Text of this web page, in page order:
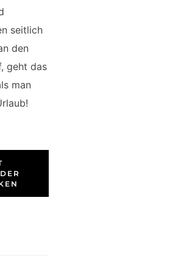
seitlich
den
geht das
man